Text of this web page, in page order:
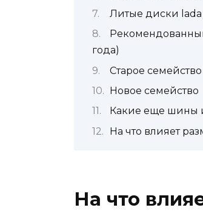
Литые диски
года)
Старое
Новое семейство
Какие еще шины
На что влияет
На что